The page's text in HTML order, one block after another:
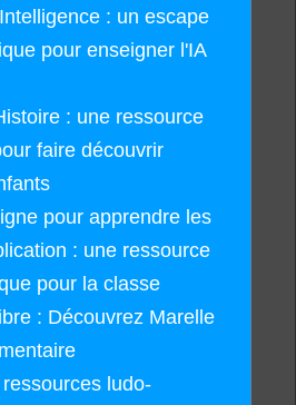
: un escape
pour enseigner l'IA
: une ressource
faire découvrir
pour apprendre les
: une ressource
pour la classe
: Découvrez Marelle
ludo-